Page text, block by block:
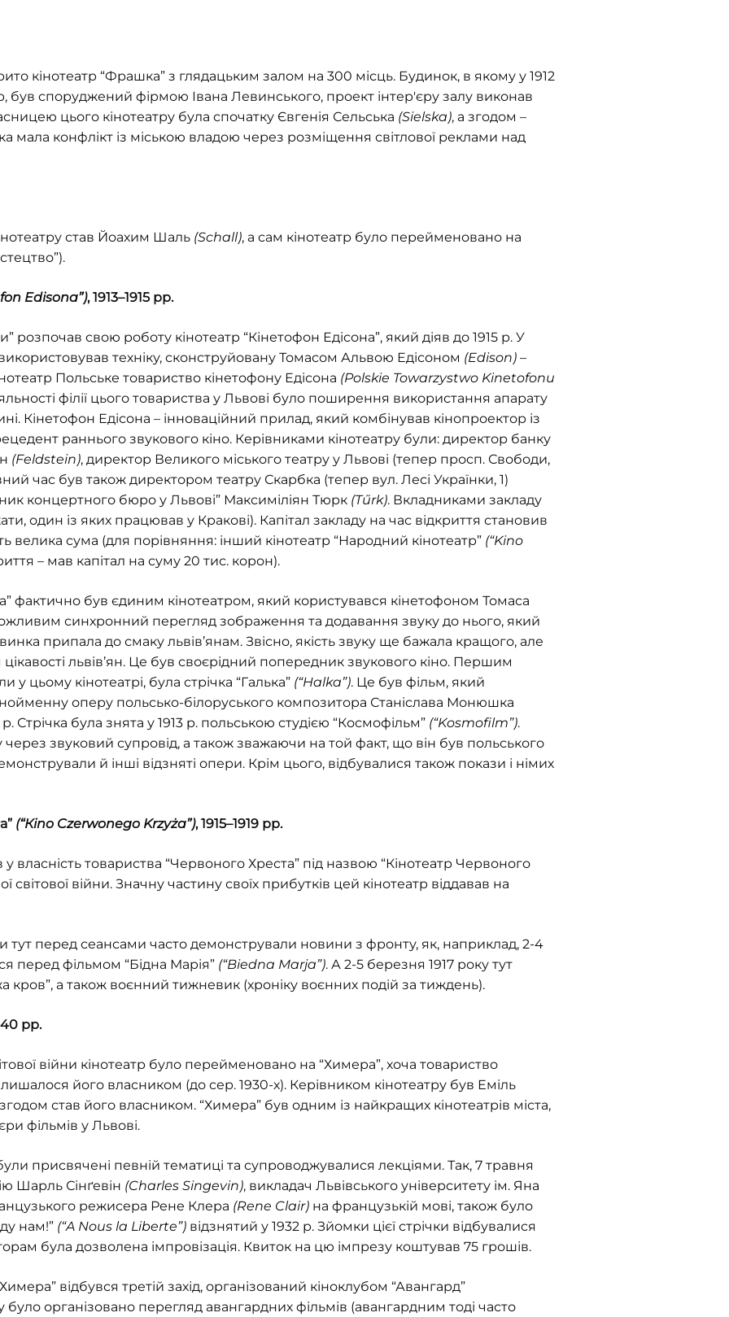
кінотеатр “Фрашка” з глядацьким залом на 300 місць. Будинок, в якому у 1912
був споруджений фірмою Івана Левинського, проект інтер'єру залу виконав
цього кінотеатру була спочатку Євгенія Сельська (Sielska), а згодом –
мала конфлікт із міською владою через розміщення світлової реклами над
став Йоахим Шаль (Schall), а сам кінотеатр було перейменовано на
Edisona”), 1913–1915 рр.
розпочав свою роботу кінотеатр “Кінетофон Едісона”, який діяв до 1915 р. У
техніку, сконструйовану Томасом Альвою Едісоном (Edison) –
Польське товариство кінетофону Едісона (Polskie Towarzystwo Kinetofonu
філії цього товариства у Львові було поширення використання апарату
Кінетофон Едісона – інноваційний прилад, який комбінував кінопроектор із
раннього звукового кіно. Керівниками кінотеатру були: директор банку
(Feldstein), директор Великого міського театру у Львові (тепер просп. Свободи,
час був також директором театру Скарбка (тепер вул. Лесі Українки, 1)
концертного бюро у Львові” Максиміліян Тюрк (Tűrk). Вкладниками закладу
один із яких працював у Кракові). Капітал закладу на час відкриття становив
велика сума (для порівняння: інший кінотеатр “Народний кінотеатр” (“Kino
– мав капітал на суму 20 тис. корон).
фактично був єдиним кінотеатром, який користувався кінетофоном Томаса
синхронний перегляд зображення та додавання звуку до нього, який
припала до смаку львів’янам. Звісно, якість звуку ще бажала кращого, але
львів’ян. Це був своєрідний попередник звукового кіно. Першим
цьому кінотеатрі, була стрічка “Галька” (“Halka”). Це був фільм, який
оперу польсько-білоруського композитора Станіслава Монюшка
Стрічка була знята у 1913 р. польською студією “Космофільм” (“Kosmofilm”).
звуковий супровід, а також зважаючи на той факт, що він був польського
й інші відзняті опери. Крім цього, відбувалися також покази і німих
(“Кіno Czerwonego Krzyża”), 1915–1919 рр.
власність товариства “Червоного Хреста” під назвою “Кінотеатр Червоного
світової війни. Значну частину своїх прибутків цей кінотеатр віддавав на
тут перед сеансами часто демонстрували новини з фронту, як, наприклад, 2-4
перед фільмом “Бідна Марія” (“Biedna Marja”). А 2-5 березня 1917 року тут
кров”, а також воєнний тижневик (хроніку воєнних подій за тиждень).
рр.
війни кінотеатр було перейменовано на “Химера”, хоча товариство
його власником (до сер. 1930-х). Керівником кінотеатру був Еміль
став його власником. “Химера” був одним із найкращих кінотеатрів міста,
фільмів у Львові.
присвячені певній тематиці та супроводжувалися лекціями. Так, 7 травня
Шарль Сінґевін (Charles Singevin), викладач Львівського університету ім. Яна
режисера Рене Клера (Rene Clair) на французькій мові, також було
нам!” (“A Nous la Liberte”) відзнятий у 1932 р. Зйомки цієї стрічки відбувалися
була дозволена імпровізація. Квиток на цю імпрезу коштував 75 грошів.
відбувся третій захід, організований кіноклубом “Авангард”
було організовано перегляд авангардних фільмів (авангардним тоді часто